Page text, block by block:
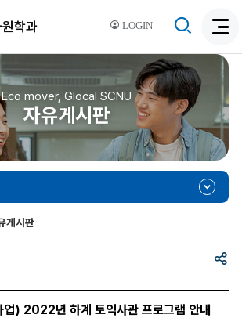
LOGIN
학과
색
활
성
색
Eco mover, Glocal SCNU
자유게시판
게시판
공
업) 2022년 하계 토익사관 프로그램 안내